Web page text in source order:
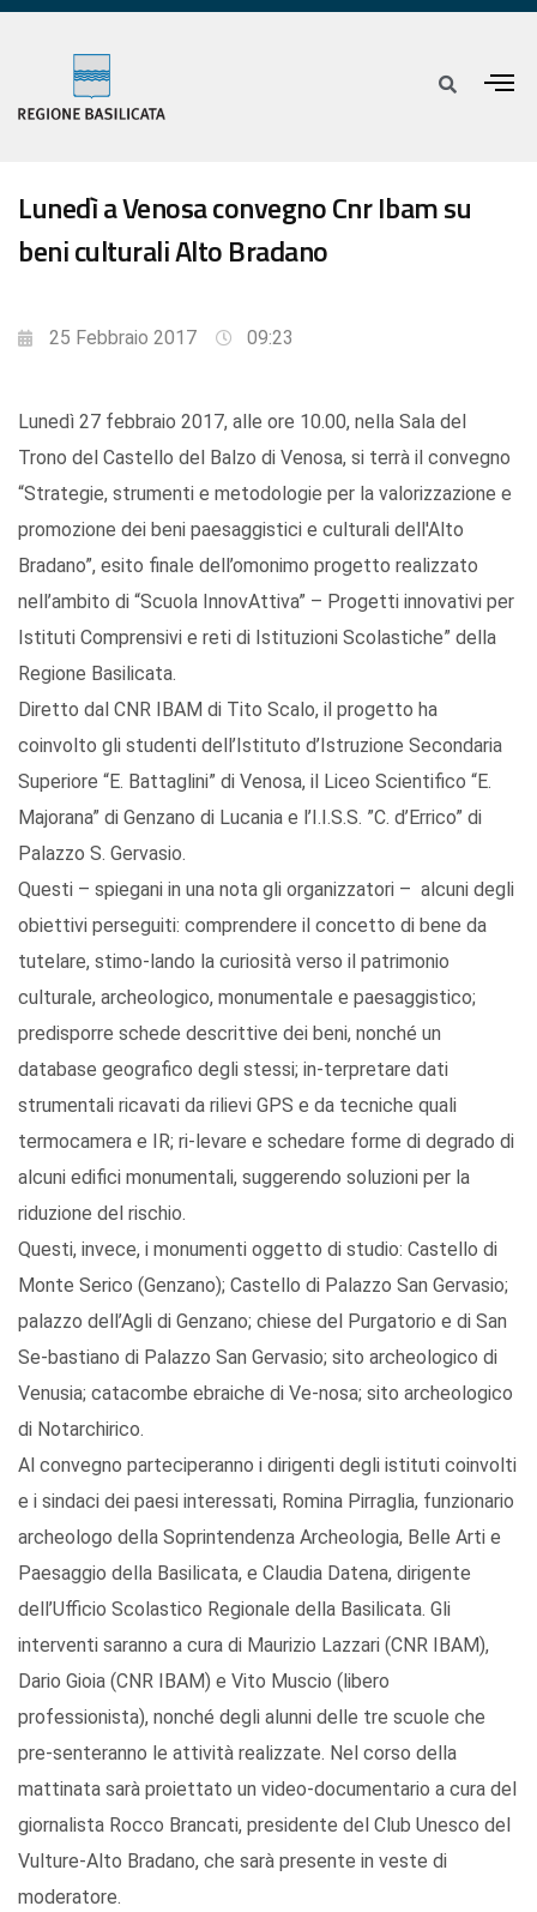
Lunedì a Venosa convegno Cnr Ibam su
beni culturali Alto Bradano
25 Febbraio 2017 09:23
Lunedì 27 febbraio 2017, alle ore 10.00, nella Sala del
Trono del Castello del Balzo di Venosa, si terrà il convegno
“Strategie, strumenti e metodologie per la valorizzazione e
promozione dei beni paesaggistici e culturali dell'Alto
Bradano”, esito finale dell’omonimo progetto realizzato
nell’ambito di “Scuola InnovAttiva” – Progetti innovativi per
Istituti Comprensivi e reti di Istituzioni Scolastiche” della
Regione Basilicata.
Diretto dal CNR IBAM di Tito Scalo, il progetto ha
coinvolto gli studenti dell’Istituto d’Istruzione Secondaria
Superiore “E. Battaglini” di Venosa, il Liceo Scientifico “E.
Majorana” di Genzano di Lucania e l’I.I.S.S. ”C. d’Errico” di
Palazzo S. Gervasio.
Questi – spiegani in una nota gli organizzatori – alcuni degli
obiettivi perseguiti: comprendere il concetto di bene da
tutelare, stimo-lando la curiosità verso il patrimonio
culturale, archeologico, monumentale e paesaggistico;
predisporre schede descrittive dei beni, nonché un
database geografico degli stessi; in-terpretare dati
strumentali ricavati da rilievi GPS e da tecniche quali
termocamera e IR; ri-levare e schedare forme di degrado di
alcuni edifici monumentali, suggerendo soluzioni per la
riduzione del rischio.
Questi, invece, i monumenti oggetto di studio: Castello di
Monte Serico (Genzano); Castello di Palazzo San Gervasio;
palazzo dell’Agli di Genzano; chiese del Purgatorio e di San
Se-bastiano di Palazzo San Gervasio; sito archeologico di
Venusia; catacombe ebraiche di Ve-nosa; sito archeologico
di Notarchirico.
Al convegno parteciperanno i dirigenti degli istituti coinvolti
e i sindaci dei paesi interessati, Romina Pirraglia, funzionario
archeologo della Soprintendenza Archeologia, Belle Arti e
Paesaggio della Basilicata, e Claudia Datena, dirigente
dell’Ufficio Scolastico Regionale della Basilicata. Gli
interventi saranno a cura di Maurizio Lazzari (CNR IBAM),
Dario Gioia (CNR IBAM) e Vito Muscio (libero
professionista), nonché degli alunni delle tre scuole che
pre-senteranno le attività realizzate. Nel corso della
mattinata sarà proiettato un video-documentario a cura del
giornalista Rocco Brancati, presidente del Club Unesco del
Vulture-Alto Bradano, che sarà presente in veste di
moderatore.